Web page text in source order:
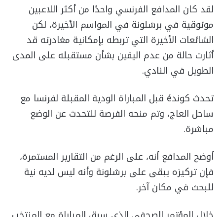
لقد كان المدافع الفرنسي واحدًا من أكثر اللاعبين
موثوقية في برشلونة في المواسم الأخيرة، لكن
الشائعات الأخيرة التي تربطه بإمكانية مغادرته قد
أثارت حالة من عدم اليقين بشأن مستقبله على المدى
الطويل في النادي.
تحدث كوندé قبل المباراة الودية المقبلة لفرنسا مع
ساحل العاج، وتم منحه الفرصة للتحدث عن الوضع
مباشرة.
أوضح المدافع أنه، على الرغم من التقارير المستمرة،
فإن تركيزه يبقى على برشلونة وأنه ليس لديه نية
للبحث في مكان آخر.